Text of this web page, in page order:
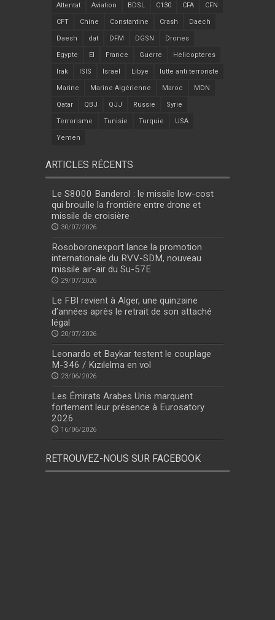
Attentat Aviation BDSL C130 CFA CFN
CFT Chine Constantine Crash Daech
Daesh dat DFM DGSN Drones
Egypte EI France Guerre Helicopteres
Irak ISIS Israel Libye lutte anti terroriste
Marine Marine Algérienne Maroc MDN
Qatar QBJ QJJ Russie Syrie
Terrorisme Tunisie Turquie USA
Yemen
ARTICLES RÉCENTS
Le S8000 Banderol : le missile low-cost
qui brouille la frontière entre drone et
missile de croisière
30/07/2026
Rosoboronexport lance la promotion
internationale du RVV-SDM, nouveau
missile air-air du Su-57E
29/07/2026
Le FBI revient à Alger, une quinzaine
d’années après le retrait de son attaché
légal
20/07/2026
Leonardo et Baykar testent le couplage
M-346 / Kızılelma en vol
23/06/2026
Les Émirats Arabes Unis marquent
fortement leur présence à Eurosatory
2026
16/06/2026
RETROUVEZ-NOUS SUR FACEBOOK